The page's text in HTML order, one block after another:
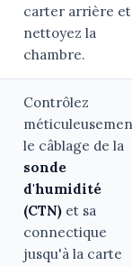
carter arrière et
nettoyez la
chambre.
Contrôlez
le câblage de la
sonde
d'humidité
(CTN) et sa
connectique
jusqu'à la carte